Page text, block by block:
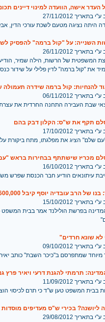
העדר אישה, הוועדה למינוי דיינים
בתאריך 27/11/2012
היתה נציגה מטעם לשכת עורכי הדין,
השנייה: על "קול ברמה" להפסיק
בתאריך 26/11/2012
המשפטית של הרשות, הילה שמיר,
את "קול ברמה" לדין פלילי על שידור
להנחיות: קול ברמה שידרה
בתאריך 06/11/2012
שבת העבירה התחנה החרדית את
תקף את ש"ס: הקלון דבק בהם
בתאריך 17/10/2012
"עם שלם" הציג את מפלגתו, מתח ביקורת
מכריז שישתתף בבחירות בראש
בתאריך 16/10/2012
עיתונאים הודיע חבר הכנסת שפרש
של הרב עובדיה יוסף קיבל 600,000 שקל
בתאריך 15/10/2012
בפרשת הולילנד אמר בבית המשפט
לא שונא חרדים"
בתאריך 09/10/2012
מיוחד שמתפרסם ב"כיכר השבת" כותב יאיר
תרמתי להגנת דרעי ויאיר פרץ
בתאריך 11/09/2012
בבית המשפט טען ש"ד כי תרם לכיסוי
ליושנה? בכירי ש"ס מעדיפים מוסדות
בתאריך 29/08/2012